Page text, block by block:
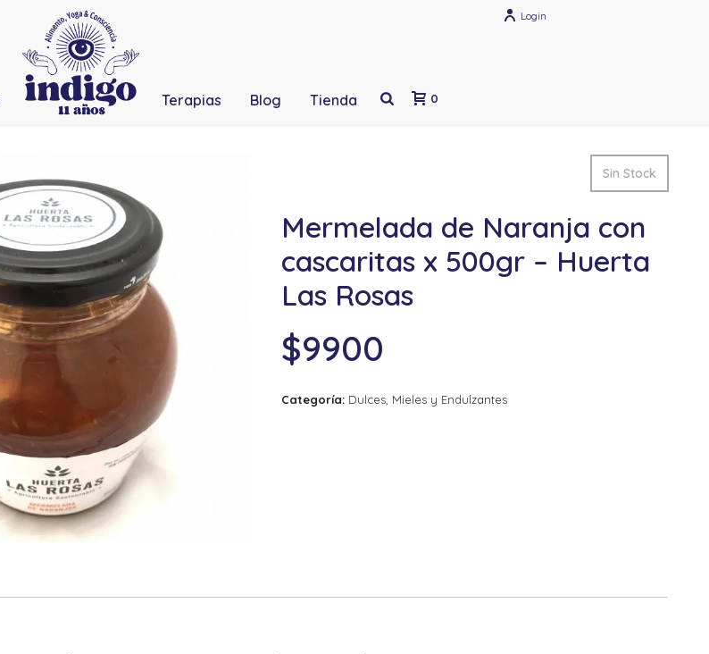
Login
Terapias Blog Tienda 0
Sin Stock
Mermelada de Naranja con
cascaritas x 500gr – Huerta
Las Rosas
$9900
Categoría: Dulces, Mieles y Endulzantes